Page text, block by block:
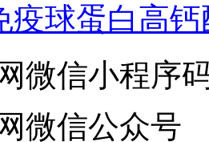
疫球蛋白高